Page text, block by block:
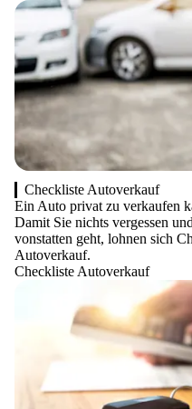
Checkliste Autoverkauf
Ein Auto privat zu verkaufen
Damit Sie nichts vergessen
vonstatten geht, lohnen sich
Autoverkauf.
Checkliste Autoverkauf